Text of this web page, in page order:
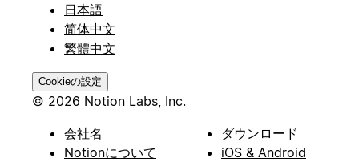
日本語
简体中文
繁體中文
Cookieの設定
© 2026 Notion Labs, Inc.
会社名
Notionについて
ダウンロード
iOS & Android